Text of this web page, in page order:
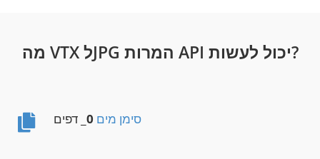
מה VTX לJPG המרות API יכול לעשות?
סימן מים 0 _ דפים